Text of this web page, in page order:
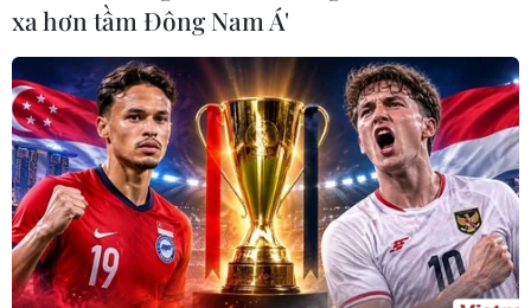
bà Nguyễn Phương Hằng đến Cơ quan Cảnh sát điều
tra, Công an Thành phố Hồ Chí Minh để thụ lý chung do
nội dung vụ án trùng nhau.
xa hơn tầm Đông Nam Á'